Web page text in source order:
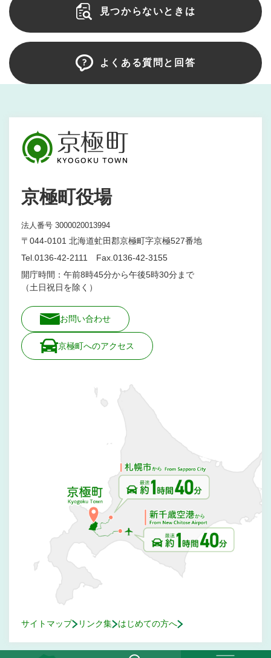
見つからないときは
よくある質問と回答
京極町役場
法人番号 3000020013994
〒044-0101 北海道虻田郡京極町字京極527番地
Tel.0136-42-2111 Fax.0136-42-3155
開庁時間：午前8時45分から午後5時30分まで
（土日祝日を除く）
お問い合わせ
京極町へのアクセス
サイトマップ リンク集 はじめての方へ